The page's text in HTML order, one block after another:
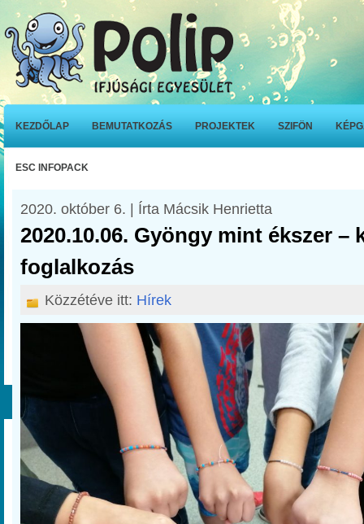
KEZDŐLAP BEMUTATKOZÁS PROJEKTEK SZIFÖN
ESC INFOPACK
2020. október 6. | Írta Mácsik Henrietta
2020.10.06. Gyöngy mint ékszer –
foglalkozás
Közzétéve itt: Hírek